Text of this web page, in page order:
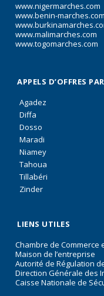
www.nigermarches.com
www.benin-marches.com
www.malimarches.com
www.togomarches.com
APPELS D’OFFRES
Agadez
Diffa
Dosso
Maradi
Niamey
Tahoua
Tillabéri
Zinder
LIENS UTILES
Chambre de Commerce
Maison de l’entreprise
Autorité de Régulation
Direction Générale des
Caisse Nationale de